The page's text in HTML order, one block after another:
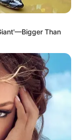
Than